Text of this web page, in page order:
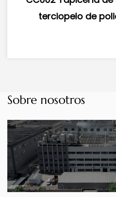
holandés
Sobre nosotros